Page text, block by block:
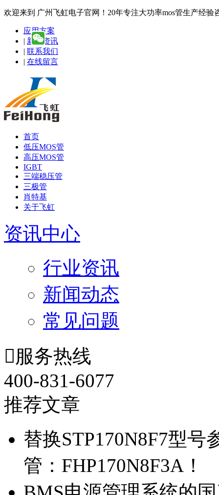
欢迎来到 广州飞虹电子官网！20年专注大功率mos管生产经验
应用方案
| 新闻资讯
| 联系我们
| 在线留言
首页
低压MOS管
高压MOS管
IGBT
三端稳压管
三极管
肖特基
关于飞虹
资讯中心
行业资讯
新闻动态
常见问题
服务热线
400-831-6077
推荐文章
替换STP170N8F7型
管：FHP170N8F3A！